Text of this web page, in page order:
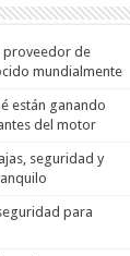
proveedor de
mundialmente
están ganando
del motor
seguridad y
para